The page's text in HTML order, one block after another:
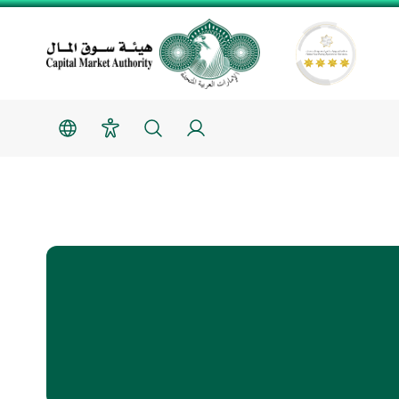
-هيئة الأوراق المالية والسلع
دخول البحث امكانية الوصول